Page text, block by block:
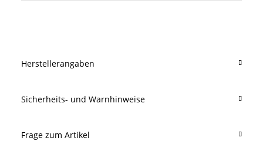
Herstellerangaben
Sicherheits- und Warnhinweise
Frage zum Artikel